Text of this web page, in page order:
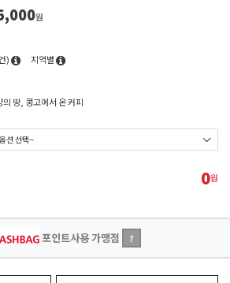
원
)
지역별
의 땅, 콩고에서 온 커피
0원
포인트사용 가맹점 ?